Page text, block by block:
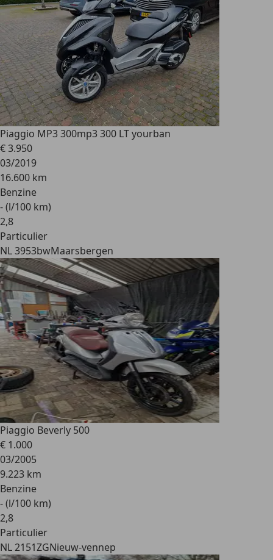
Piaggio MP3 300mp3 300 LT yourban
€ 3.950
03/2019
16.600 km
Benzine
- (l/100 km)
2,8
Particulier
NL 3953bwMaarsbergen
Piaggio Beverly 500
€ 1.000
03/2005
9.223 km
Benzine
- (l/100 km)
2,8
Particulier
NL 2151ZGNieuw-vennep